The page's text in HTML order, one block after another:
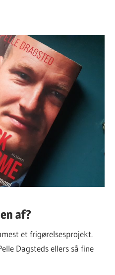
af?
et frigørelsesprojekt.
Dagsteds ellers så fine